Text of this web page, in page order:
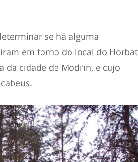
se há alguma
em torno do local do Horbat
da cidade de Modi’in, e cujo